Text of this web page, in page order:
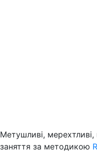
Метушливі, мерехтливі,
заняття за методикою